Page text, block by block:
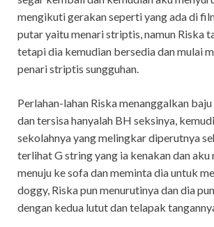
mengikuti gerakan seperti yang ada di
putar yaitu menari striptis, namun Riska
tetapi dia kemudian bersedia dan mulai
penari striptis sungguhan.
Perlahan-lahan Riska menanggalkan
dan tersisa hanyalah BH seksinya,
sekolahnya yang melingkar diperutnya
terlihat G string yang ia kenakan dan aku
menuju ke sofa dan meminta dia untuk
doggy, Riska pun menurutinya dan dia
dengan kedua lutut dan telapak